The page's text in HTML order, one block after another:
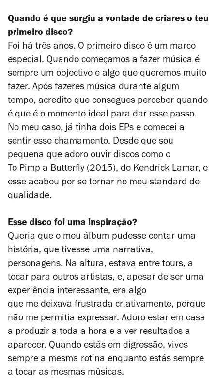
Quando é que surgiu a vontade de criares o teu
primeiro disco?
Foi há três anos. O primeiro disco é um marco
especial. Quando começamos a fazer música é
sempre um objectivo e algo que queremos muito
fazer. Após fazeres música durante algum
tempo, acredito que consegues perceber quando
é que é o momento ideal para dar esse passo.
No meu caso, já tinha dois EPs e comecei a
sentir esse chamamento. Desde que sou
pequena que adoro ouvir discos como o
To Pimp a Butterfly(2015), do Kendrick Lamar, e
esse acabou por se tornar no meu standard de
qualidade.
Esse disco foi uma inspiração?
Queria que o meu álbum pudesse contar uma
história, que tivesse uma narrativa,
personagens. Na altura, estava entre tours, a
tocar para outros artistas, e, apesar de ser uma
experiência interessante, era algo
que me deixava frustrada criativamente, porque
não me permitia expressar. Adoro estar em casa
a produzir a toda a hora e a ver resultados a
aparecer. Quando estás em digressão, vives
sempre a mesma rotina enquanto estás sempre
a tocar as mesmas músicas.